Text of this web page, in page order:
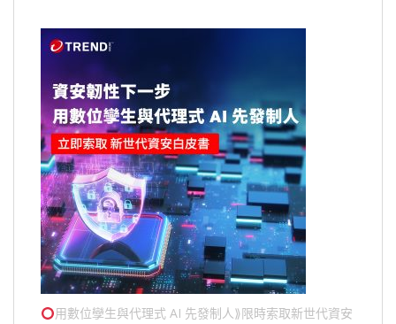
用數位孿生與代理式 AI 先發制人⟫限時索取新世代資安